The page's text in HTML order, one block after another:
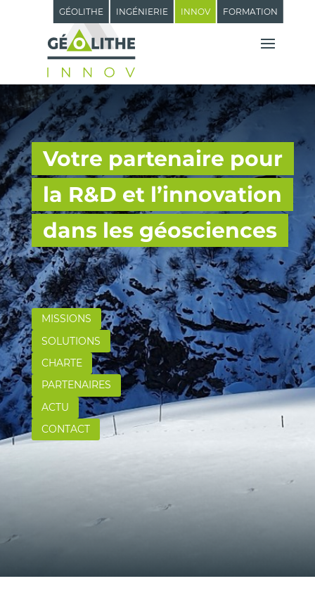
FORMATION
INNOV
INGÉNIERIE
GÉOLITHE
Votre partenaire pour
la R&D et l’innovation
dans les géosciences
MISSIONS
SOLUTIONS
CHARTE
PARTENAIRES
ACTU
CONTACT